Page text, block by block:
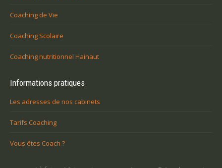
Coaching de Vie
Coaching Scolaire
Coaching nutritionnel Hainaut
Informations pratiques
Les adresses de nos cabinets
Tarifs Coaching
Vous êtes Coach ?